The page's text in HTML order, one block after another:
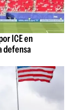
ICE en
defensa